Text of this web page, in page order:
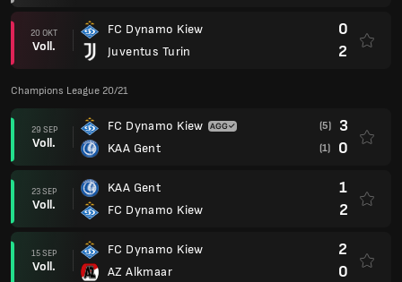
20 OKT
Voll.
FC Dynamo Kiew
Juventus Turin
0
2
Champions League 20/21
29 SEP
Voll.
FC Dynamo Kiew
KAA Gent
(5) 3
(1) 0
23 SEP
Voll.
KAA Gent
FC Dynamo Kiew
1
2
15 SEP
Voll.
FC Dynamo Kiew
AZ Alkmaar
2
0